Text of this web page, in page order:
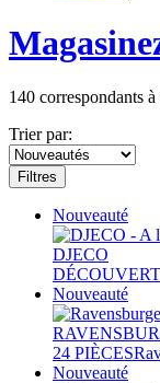
140 correspondants
Trier par:
Filtres
Nouveauté
Nouveauté
24 PIÈCES
Nouveauté